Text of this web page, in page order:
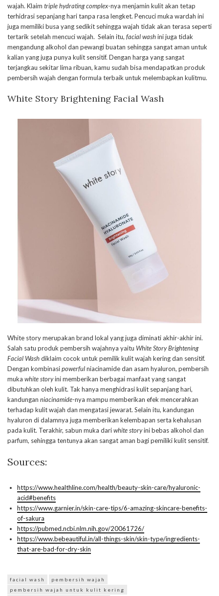
wajah. Klaim triple hydrating complex-nya menjamin kulit akan tetap
terhidrasi sepanjang hari tanpa rasa lengket. Pencuci muka wardah ini
juga memiliki busa yang sedikit sehingga wajah tidak akan terasa seperti
tertarik setelah mencuci wajah. Selain itu, facial washini juga tidak
mengandung alkohol dan pewangi buatan sehingga sangat aman untuk
kalian yang juga punya kulit sensitif. Dengan harga yang sangat
terjangkau sekitar lima ribuan, kamu sudah bisa mendapatkan produk
pembersih wajah dengan formula terbaik untuk melembapkan kulitmu.
White Story Brightening Facial Wash
White story merupakan brand lokal yang juga diminati akhir-akhir ini.
Salah satu produk pembersih wajahnya yaitu White Story Brightening
Facial Washdiklaim cocok untuk pemilik kulit wajah kering dan sensitif.
Dengan kombinasipowerfulniacinamide dan asam hyaluron, pembersih
muka white storyini memberikan berbagai manfaat yang sangat
dibutuhkan oleh kulit. Tak hanya menghidrasi kulit sepanjang hari,
kandungan niacinamide-nya mampu memberikan efek mencerahkan
terhadap kulit wajah dan mengatasi jewarat. Selain itu, kandungan
hyaluron di dalamnya juga memberikan kelembapan serta kehalusan
pada kulit. Terakhir, sabun muka dariwhite storyini bebas alkohol dan
parfum, sehingga tentunya akan sangat aman bagi pemiliki kulit sensitif.
Sources:
https://www.healthline.com/health/beauty-skin-care/hyaluronic-
acid#benefits
https://www.garnier.in/skin-care-tips/6-amazing-skincare-benefits-
of-sakura
https://pubmed.ncbi.nlm.nih.gov/20061726/
https://www.bebeautiful.in/all-things-skin/skin-type/ingredients-
that-are-bad-for-dry-skin
facial wash
pembersih wajah
pembersih wajah untuk kulit kering